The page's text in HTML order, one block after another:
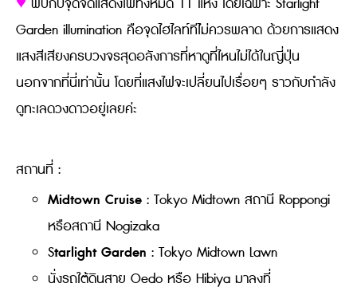
♥ พบกับจุดจัดแสดงไฟทั้งหมด 11 แห่ง โดยเฉพาะ Starlight
Garden illumination คือจุดไฮไลท์ทีไ่ม่ควรพลาด ด้วยการแสดง
แสงสีเสียงครบวงจรสุดอลังการที่หาดูที่ไหนไม่ได้ในญี่ปุ่น
นอกจากที่นี่เท่านั้น โดยที่แสงไฟจะเปลี่ยนไปเรื่อยๆ ราวกับกำลัง
ดูทะเลดวงดาวอยู่เลยค่ะ
สถานที่ :
Midtown Cruise : Tokyo Midtown สถานี Roppongi
หรือสถานี Nogizaka
Starlight Garden : Tokyo Midtown Lawn
นั่งรถใต้ดินสาย Oedo หรือ Hibiya มาลงที่